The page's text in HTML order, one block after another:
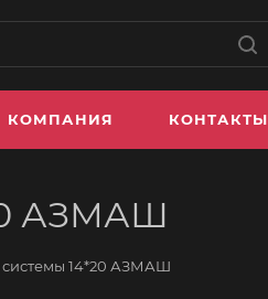
КОМПАНИЯ КОНТАКТЫ
АЗМАШ
системы 14*20 АЗМАШ